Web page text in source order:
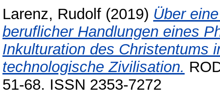
Larenz, Rudolf (2019) Über
beruflicher Handlungen eines
Inkulturation des Christentums
technologische Zivilisation.
51-68. ISSN 2353-7272